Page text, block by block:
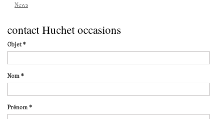
News
contact Huchet occasions
Objet*
Nom *
Prénom *